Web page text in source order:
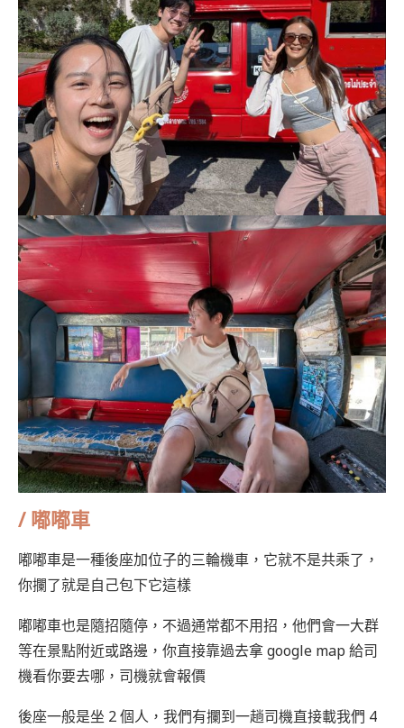
/ 嘟嘟車
嘟嘟車是一種後座加位子的三輪機車，它就不是共乘了，
你攔了就是自己包下它這樣
嘟嘟車也是隨招隨停，不過通常都不用招，他們會一大群
等在景點附近或路邊，你直接靠過去拿 google map 給司
機看你要去哪，司機就會報價
後座一般是坐 2 個人，我們有攔到一趟司機直接載我們 4